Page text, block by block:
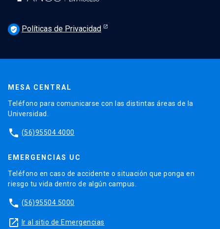
verified_user Políticas de Privacidad
MESA CENTRAL
Teléfono para comunicarse con las distintas áreas de la
Universidad.
phone (56)95504 4000
EMERGENCIAS UC
Teléfono en caso de accidente o situación que ponga en
riesgo tu vida dentro de algún campus.
phone (56)95504 5000
launch Ir al sitio de Emergencias